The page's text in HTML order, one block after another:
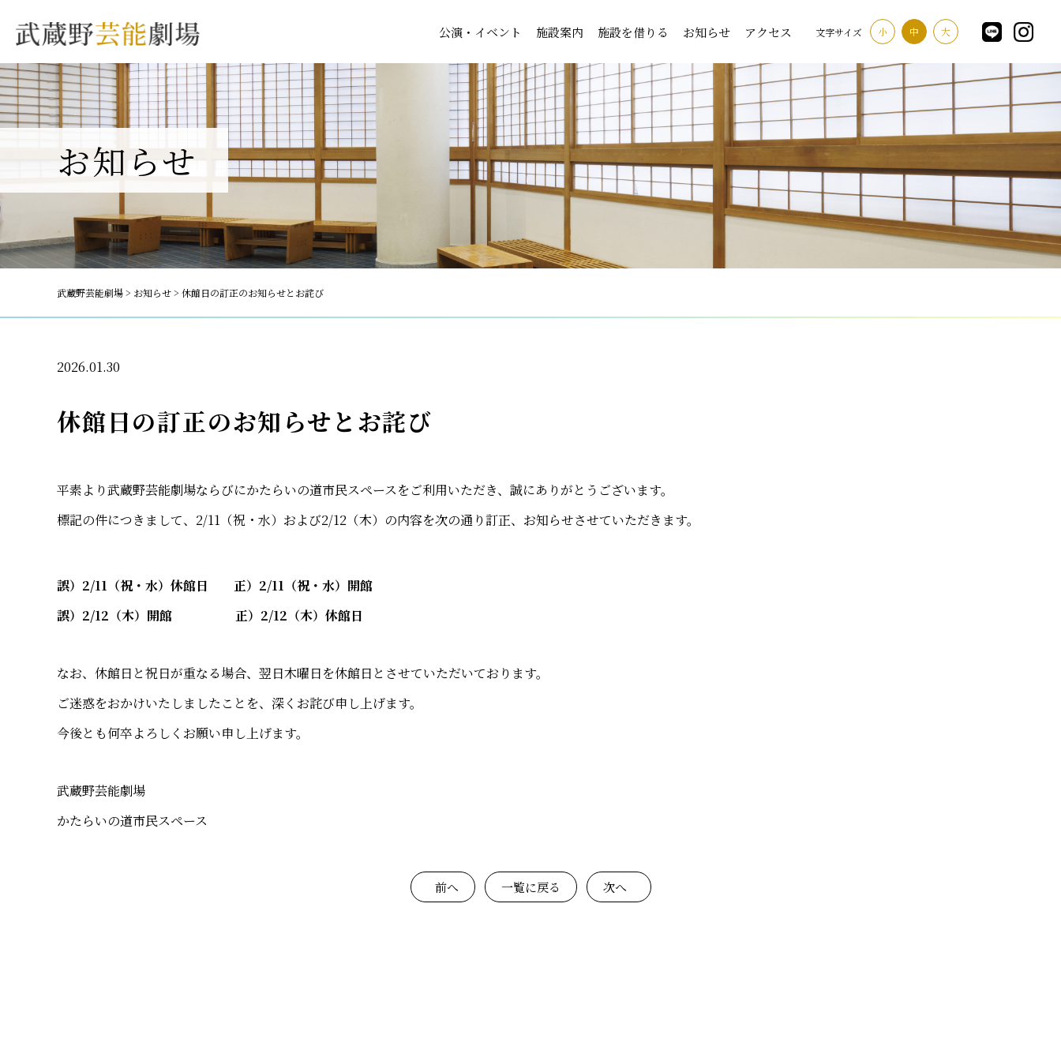
公演・イベント 施設案内 施設を借りる お知らせ アクセス 文字サイズ 小 中 大
お知らせ
武蔵野芸能劇場> お知らせ> 休館日の訂正のお知らせとお詫び
2026.01.30
休館日の訂正のお知らせとお詫び
平素より武蔵野芸能劇場ならびにかたらいの道市民スペースをご利用いただき、誠にありがとうございます。
標記の件につきまして、2/11（祝・水）および2/12（木）の内容を次の通り訂正、お知らせさせていただきます。
誤）2/11（祝・水）休館日
正）2/11（祝・水）開館
誤）2/12（木）開館
正）2/12（木）休館日
なお、休館日と祝日が重なる場合、翌日木曜日を休館日とさせていただいております。
ご迷惑をおかけいたしましたことを、深くお詫び申し上げます。
今後とも何卒よろしくお願い申し上げます。
武蔵野芸能劇場
かたらいの道市民スペース
前へ 一覧に戻る 次へ